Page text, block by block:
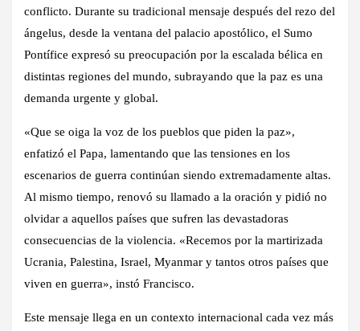
conflicto. Durante su tradicional mensaje después del rezo del
ángelus, desde la ventana del palacio apostólico, el Sumo
Pontífice expresó su preocupación por la escalada bélica en
distintas regiones del mundo, subrayando que la paz es una
demanda urgente y global.
«Que se oiga la voz de los pueblos que piden la paz»,
enfatizó el Papa, lamentando que las tensiones en los
escenarios de guerra continúan siendo extremadamente altas.
Al mismo tiempo, renovó su llamado a la oración y pidió no
olvidar a aquellos países que sufren las devastadoras
consecuencias de la violencia. «Recemos por la martirizada
Ucrania, Palestina, Israel, Myanmar y tantos otros países que
viven en guerra», instó Francisco.
Este mensaje llega en un contexto internacional cada vez más